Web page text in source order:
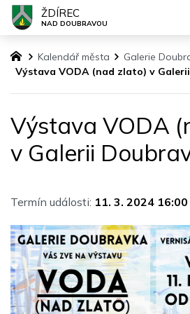
Kalendář města
Galerie
Výstava VODA (nad zlato) v
Výstava VODA
v Galerii
Termín události: 11. 3. 2024 16:00
ŽDÍREC
NAD DOUBRAVOU